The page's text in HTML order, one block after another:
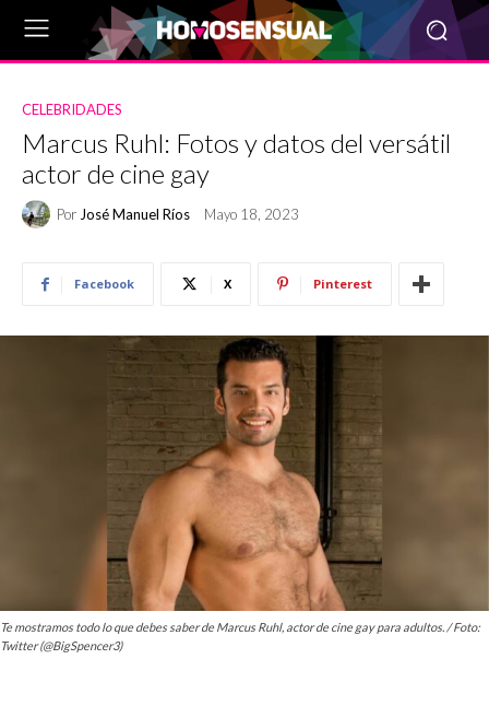
CELEBRIDADES
Marcus Ruhl: Fotos y datos del versátil
actor de cine gay
Por José Manuel Ríos Mayo 18, 2023
Facebook X Pinterest
Te mostramos todo lo que debes saber de Marcus Ruhl, actor de cine gay para adultos. / Foto:
Twitter (@BigSpencer3)